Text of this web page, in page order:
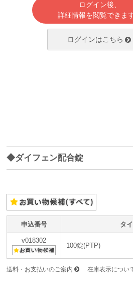
ログイン後、
詳細情報を閲覧できま
ログインはこちら
◆ダイフェン配合錠
申込番号 タ
v018302
100錠(PTP)
送料・お支払いのご案内 在庫表示につい